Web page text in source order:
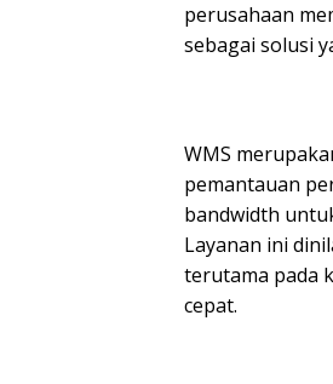
perusahaan
sebagai solusi
WMS
pemantauan
bandwidth
Layanan ini
terutama pada
cepat.